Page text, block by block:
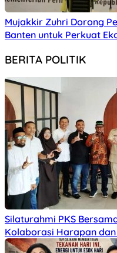
Mujakkir Zuhri Dorong
Banten untuk Perkuat
BERITA POLITIK
Silaturahmi PKS
Kolaborasi Harapan